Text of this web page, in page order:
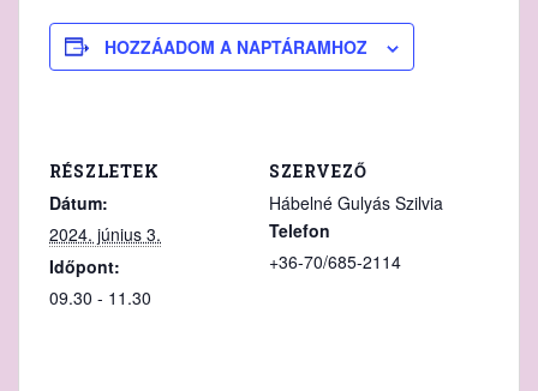
HOZZÁADOM A NAPTÁRAMHOZ
RÉSZLETEK
Dátum:
2024. június 3.
Időpont:
09.30 - 11.30
SZERVEZŐ
Hábelné Gulyás Szilvia
Telefon
+36-70/685-2114